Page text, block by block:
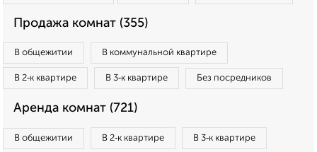
Продажа комнат (355)
В общежитии В коммунальной квартире
В 2‑к квартире В 3‑к квартире Без посредников
Аренда комнат (721)
В общежитии В 2‑к квартире В 3‑к квартире